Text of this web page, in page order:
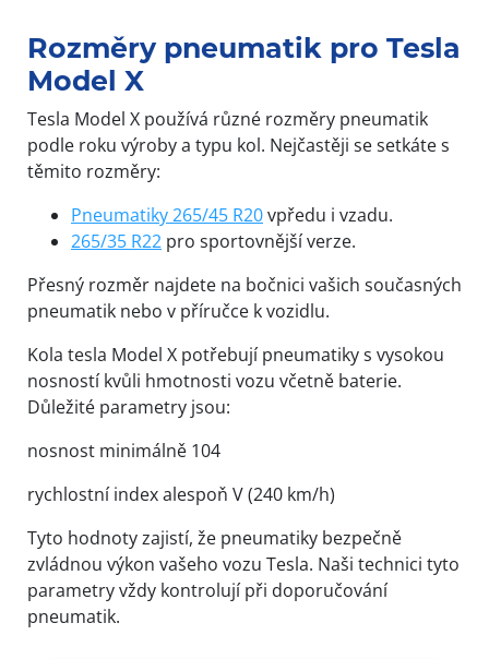
Rozměry pneumatik pro Tesla
Model X
Tesla Model X používá různé rozměry pneumatik
podle roku výroby a typu kol. Nejčastěji se setkáte s
těmito rozměry:
Pneumatiky 265/45 R20vpředu i vzadu.
265/35 R22 pro sportovnější verze.
Přesný rozměr najdete na bočnici vašich současných
pneumatik nebo v příručce k vozidlu.
Kola tesla Model X potřebují pneumatiky s vysokou
nosností kvůli hmotnosti vozu včetně baterie.
Důležité parametry jsou:
nosnost minimálně 104
rychlostní index alespoň V (240 km/h)
Tyto hodnoty zajistí, že pneumatiky bezpečně
zvládnou výkon vašeho vozu Tesla. Naši technici tyto
parametry vždy kontrolují při doporučování
pneumatik.